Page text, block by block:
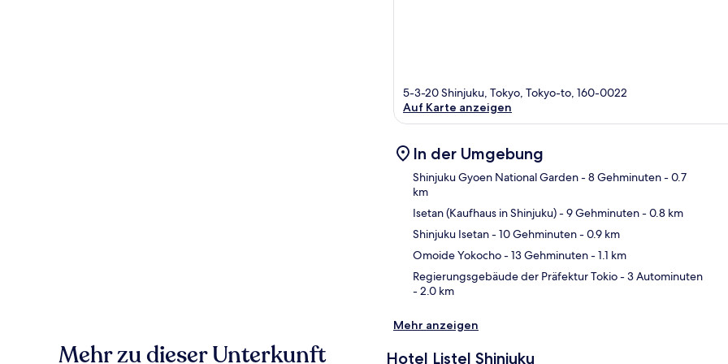
5-3-20 Shinjuku, Tokyo, Tokyo-to, 160-0022
Auf Karte anzeigen
In der Umgebung
Shinjuku Gyoen National Garden- 8 Gehminuten- 0.7
km
Isetan (Kaufhaus in Shinjuku)- 9 Gehminuten- 0.8 km
Shinjuku Isetan- 10 Gehminuten- 0.9 km
Omoide Yokocho- 13 Gehminuten- 1.1 km
Regierungsgebäude der Präfektur Tokio- 3 Autominuten
- 2.0 km
Mehr anzeigen
Mehr zu dieser Unterkunft Hotel Listel Shinjuku